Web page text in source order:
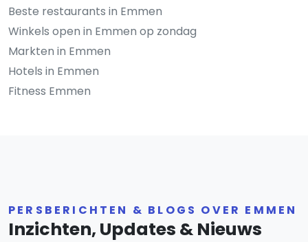
Beste restaurants in Emmen
Winkels open in Emmen op zondag
Markten in Emmen
Hotels in Emmen
Fitness Emmen
PERSBERICHTEN & BLOGS OVER EMMEN
Inzichten, Updates & Nieuws